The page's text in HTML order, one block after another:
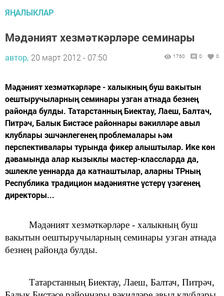
ЯҢАЛЫКЛАР
Мәдәният хезмәткәрләре семинары
автор, 20 март 2012 - 07:50 1760 0 0
Мәдәният хезмәткәрләре - халыкның буш вакытын
оештыручыларның семинары узган атнада безнең
районда булды. Татарстанның Биектау, Лаеш, Балтач,
Питрәч, Балык Бистәсе районнары вәкилләре авыл
клублары эшчәнлегенең проблемалары һәм
перспективалары турында фикер алыштылар. Ике көн
дәвамында алар кызыклы мастер-классларда да,
эшлекле уеннарда да катнаштылар, аларны ТРның
Республика традицион мәдәниятне үстерү үзәгенең
директоры...
Мәдәният хезмәткәрләре - халыкның буш
вакытын оештыручыларның семинары узган атнада
безнең районда булды.
Татарстанның Биектау, Лаеш, Балтач, Питрәч,